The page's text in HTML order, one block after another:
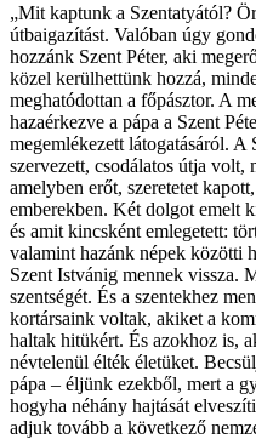
„Mit kaptunk a Szentatyától?
útbaigazítást. Valóban úgy
hozzánk Szent Péter, aki
közel kerülhettünk hozzá,
meghatódottan a főpásztor. A
hazaérkezve a pápa a Szent
megemlékezett látogatásáról.
szervezett, csodálatos útja volt,
amelyben erőt, szeretetet
emberekben. Két dolgot emelt
és amit kincsként emlegetett:
valamint hazánk népek közötti
Szent Istvánig mennek vissza.
szentségét. És a szentekhez
kortársaink voltak, akiket a
haltak hitükért. És azokhoz is,
névtelenül élték életüket.
pápa – éljünk ezekből, mert a
hogyha néhány hajtását
adjuk tovább a következő